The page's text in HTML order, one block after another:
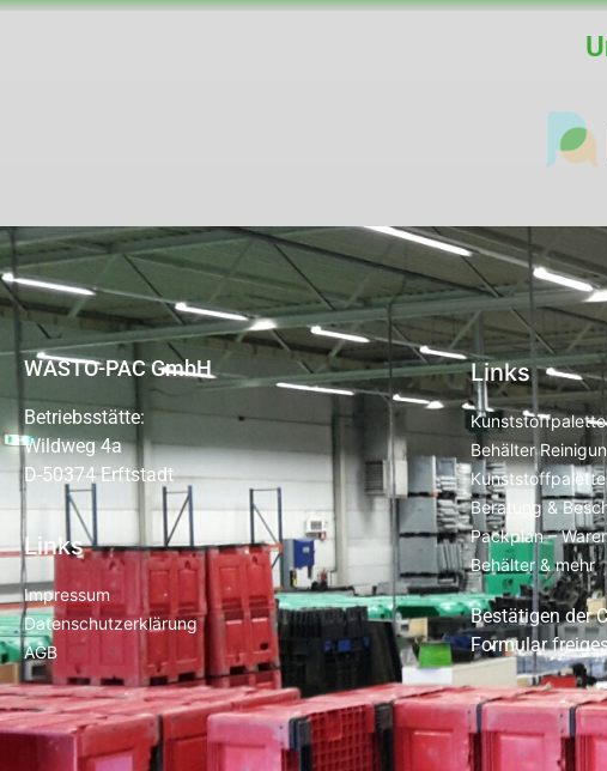
WASTO-PAC GmbH
Betriebsstätte:
Wildweg 4a
D-50374 Erftstadt
Links
Impressum
Datenschutzerklärung
AGB
Links
Behälter
Beratung &
Packplan –
Behälter & mehr
Bestätigen der
Formular